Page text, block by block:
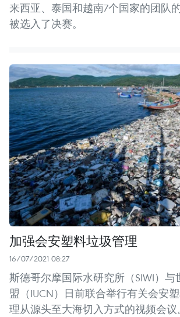
来西亚、泰国和越南7个国家的团队
被选入了决赛。
加强会安塑料垃圾管理
16/07/2021 08:27
斯德哥尔摩国际水研究所（SIWI）与
盟（IUCN）日前联合举行有关会安
理从源头至大海切入方式的视频会议